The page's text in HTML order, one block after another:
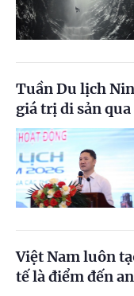
Tuần Du lịch
giá trị di sản
Việt Nam luôn
tế là điểm đến